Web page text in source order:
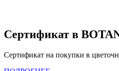
Сертификат в
Сертификат на покупки в